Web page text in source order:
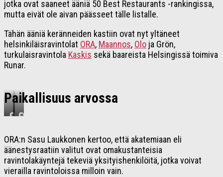
jotka ovat saaneet ääniä 50 Best Restaurants -rankingissa,
mutta eivät ole aivan päässeet tälle listalle.
Tähän ääniä keränneiden kastiin ovat nyt yltäneet
helsinkiläisravintolat ORA, Maannos, Olo ja Grön,
turkulaisravintola Kaskis sekä baareista Helsingissä toimiva
Runar.
Paikallisuus arvossa
©
(Maannos)
©
(Kaskis)
ORA:n Sasu Laukkonen kertoo, että akatemiaan eli
äänestysraatiin valitut ovat omakustanteisia
ravintolakäyntejä tekeviä yksityishenkilöitä, jotka voivat
vierailla ravintoloissa milloin vain.